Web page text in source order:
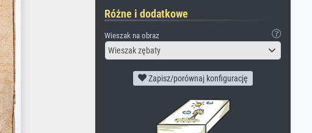
Różne i dodatkowe
Wieszak na obraz
Wieszak zębaty
Zapisz/porównaj konfigurację